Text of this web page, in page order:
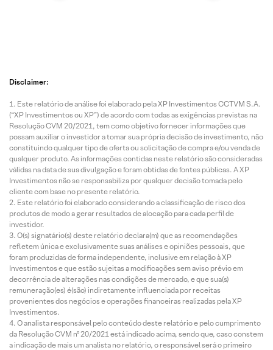
Disclaimer:
Este relatório de análise foi elaborado pela XP Investimentos CCTVM S.A.
(“XP Investimentos ou XP”) de acordo com todas as exigências previstas na
Resolução CVM 20/2021, tem como objetivo fornecer informações que
possam auxiliar o investidor a tomar sua própria decisão de investimento, não
constituindo qualquer tipo de oferta ou solicitação de compra e/ou venda de
qualquer produto. As informações contidas neste relatório são consideradas
válidas na data de sua divulgação e foram obtidas de fontes públicas. A XP
Investimentos não se responsabiliza por qualquer decisão tomada pelo
cliente com base no presente relatório.
Este relatório foi elaborado considerando a classificação de risco dos
produtos de modo a gerar resultados de alocação para cada perfil de
investidor.
O(s) signatário(s) deste relatório declara(m) que as recomendações
refletem única e exclusivamente suas análises e opiniões pessoais, que
foram produzidas de forma independente, inclusive em relação à XP
Investimentos e que estão sujeitas a modificações sem aviso prévio em
decorrência de alterações nas condições de mercado, e que sua(s)
remuneração(es) é(são) indiretamente influenciada por receitas
provenientes dos negócios e operações financeiras realizadas pela XP
Investimentos.
O analista responsável pelo conteúdo deste relatório e pelo cumprimento
da Resolução CVM nº 20/2021 está indicado acima, sendo que, caso constem
a indicação de mais um analista no relatório, o responsável será o primeiro